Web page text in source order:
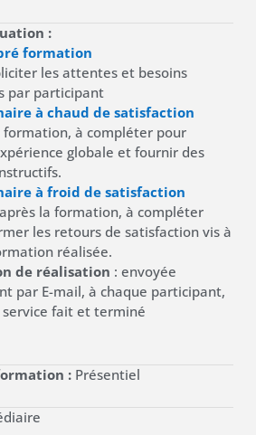
:
formation
les attentes et besoins
par participant
à chaud de satisfaction
formation, à compléter pour
globale et fournir des
à froid de satisfaction
la formation, à compléter
les retours de satisfaction vis à
réalisée.
de réalisation : envoyée
par E-mail, à chaque participant,
service fait et terminé
: Présentiel